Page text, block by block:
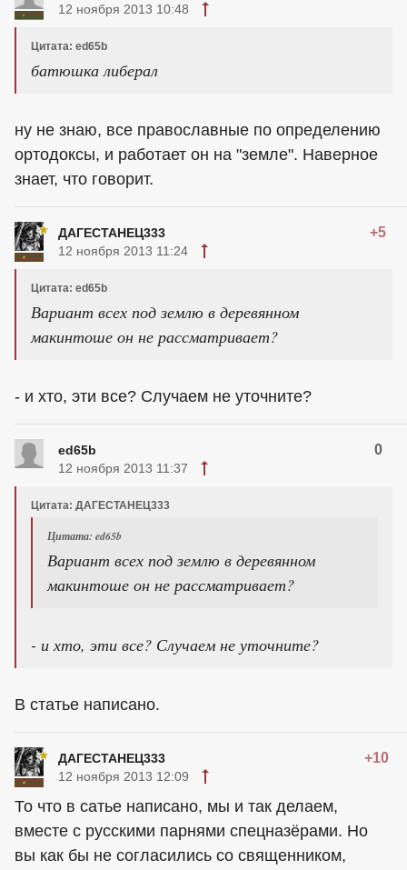
12 ноября 2013 10:48
Цитата: ed65b
батюшка либерал
ну не знаю, все православные по определению
ортодоксы, и работает он на "земле". Наверное
знает, что говорит.
ДАГЕСТАНЕЦ333 +5
12 ноября 2013 11:24
Цитата: ed65b
Вариант всех под землю в деревянном
макинтоше он не рассматривает?
- и хто, эти все? Случаем не уточните?
ed65b 0
12 ноября 2013 11:37
Цитата: ДАГЕСТАНЕЦ333
Цитата: ed65b
Вариант всех под землю в деревянном
макинтоше он не рассматривает?
- и хто, эти все? Случаем не уточните?
В статье написано.
ДАГЕСТАНЕЦ333 +10
12 ноября 2013 12:09
То что в сатье написано, мы и так делаем,
вместе с русскими парнями спецназёрами. Но
вы как бы не согласились со священником,